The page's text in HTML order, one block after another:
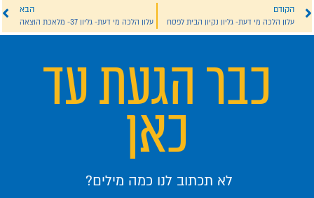
הקודם
עלון הלכה מי דעת- גליון נקיון הבית לפסח
הבא
עלון הלכה מי דעת- גליון 37- מלאכת הוצאה
כבר הגעת עד
כאן
לא תכתוב לנו כמה מילים?